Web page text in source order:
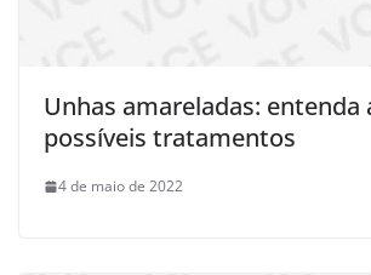
Unhas amareladas: entenda
possíveis tratamentos
4 de maio de 2022